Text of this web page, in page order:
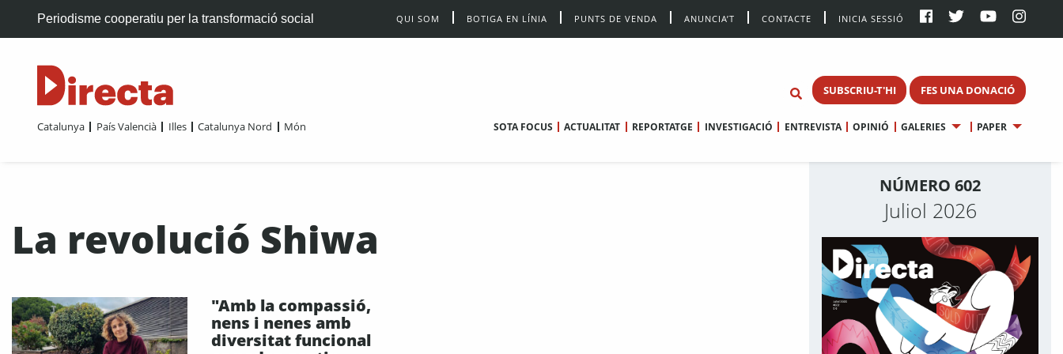
Periodisme cooperatiu per la transformació social QUI SOM BOTIGA EN LÍNIA PUNTS DE VENDA ANUNCIA’T CONTACTE INICIA SESSIÓ
SUBSCRIU-T'HI FES UNA DONACIÓ
Catalunya País Valencià Illes Catalunya Nord Món SOTA FOCUS ACTUALITAT REPORTATGE INVESTIGACIÓ ENTREVISTA OPINIÓ GALERIES PAPER
La revolució Shiwa
"Amb la compassió,
nens i nenes amb
diversitat funcional
NÚMERO 602
Juliol 2026